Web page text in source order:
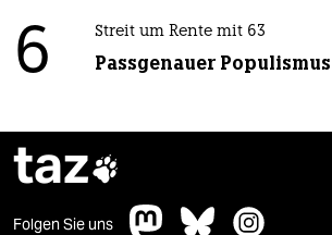
6 Streit um Rente mit 63
Passgenauer Populismus
taz
Folgen Sie uns